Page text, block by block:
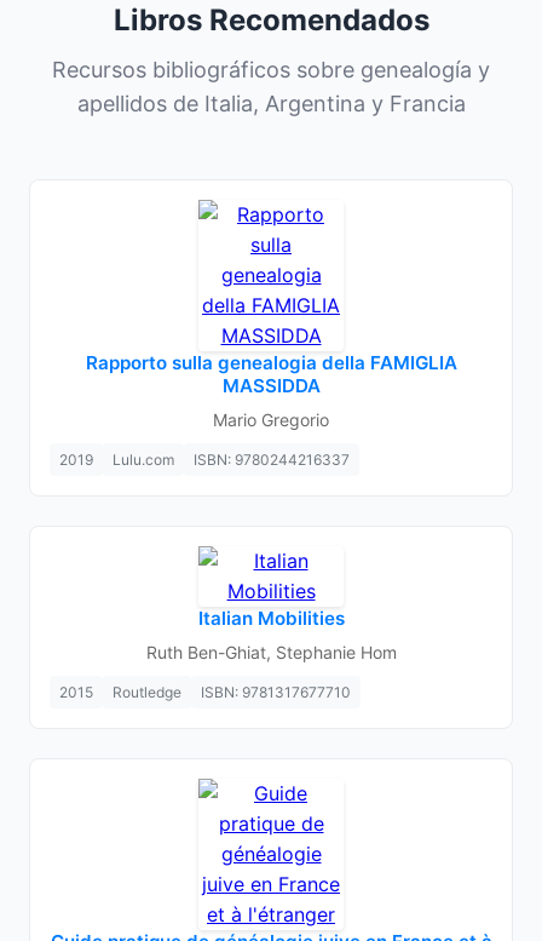
Libros Recomendados
Recursos bibliográficos sobre genealogía y
apellidos de Italia, Argentina y Francia
Rapporto sulla genealogia della FAMIGLIA
MASSIDDA
Mario Gregorio
2019 Lulu.com ISBN: 9780244216337
Italian Mobilities
Ruth Ben-Ghiat, Stephanie Hom
2015 Routledge ISBN: 9781317677710